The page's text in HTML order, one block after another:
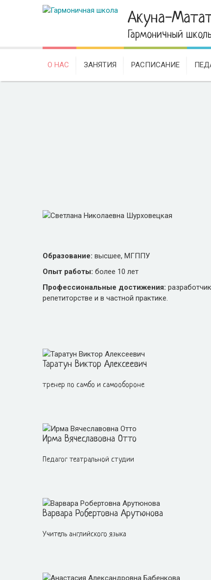
Акуна-
Гармоничный
О НАС ЗАНЯТИЯ РАСПИСАНИЕ
Образование: высшее, МГППУ
Опыт работы: более 10 лет
Профессиональные достижения:
репетиторстве и в частной практике.
Таратун Виктор Алексеевич
тренер по самбо и самообороне
Ирма Вячеславовна Отто
Педагог театральной студии
Варвара Робертовна Арутюнова
Учитель английского языка